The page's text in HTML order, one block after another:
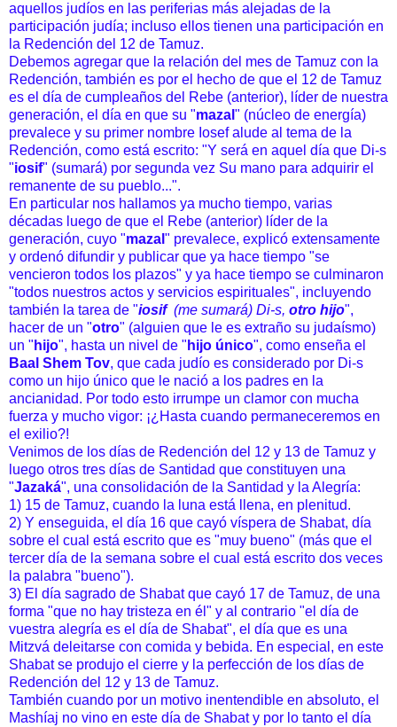
aquellos judíos en las periferias más alejadas de la
participación judía; incluso ellos tienen una participación en
la Redención del 12 de Tamuz.
Debemos agregar que la relación del mes de Tamuz con la
Redención, también es por el hecho de que el 12 de Tamuz
es el día de cumpleaños del Rebe (anterior), líder de nuestra
generación, el día en que su "mazal " (núcleo de energía)
prevalece y su primer nombre Iosef alude al tema de la
Redención, como está escrito: "Y será en aquel día que Di-s
"iosif" (sumará) por segunda vez Su mano para adquirir el
remanente de su pueblo...".
En particular nos hallamos ya mucho tiempo, varias
décadas luego de que el Rebe (anterior) líder de la
generación, cuyo "mazal " prevalece, explicó extensamente
y ordenó difundir y publicar que ya hace tiempo "se
vencieron todos los plazos" y ya hace tiempo se culminaron
"todos nuestros actos y servicios espirituales", incluyendo
también la tarea de "iosif (me sumará) Di-s, otro hijo",
hacer de un "otro" (alguien que le es extraño su judaísmo)
un " hijo", hasta un nivel de " hijo único", como enseña el
Baal Shem Tov, que cada judío es considerado por Di-s
como un hijo único que le nació a los padres en la
ancianidad. Por todo esto irrumpe un clamor con mucha
fuerza y mucho vigor: ¡¿Hasta cuando permaneceremos en
el exilio?!
Venimos de los días de Redención del 12 y 13 de Tamuz y
luego otros tres días de Santidad que constituyen una
"Jazaká", una consolidación de la Santidad y la Alegría:
1) 15 de Tamuz, cuando la luna está llena, en plenitud.
2) Y enseguida, el día 16 que cayó víspera de Shabat, día
sobre el cual está escrito que es "muy bueno" (más que el
tercer día de la semana sobre el cual está escrito dos veces
la palabra "bueno").
3) El día sagrado de Shabat que cayó 17 de Tamuz, de una
forma "que no hay tristeza en él" y al contrario "el día de
vuestra alegría es el día de Shabat", el día que es una
Mitzvá deleitarse con comida y bebida. En especial, en este
Shabat se produjo el cierre y la perfección de los días de
Redención del 12 y 13 de Tamuz.
También cuando por un motivo inentendible en absoluto, el
Mashíaj no vino en este día de Shabat y por lo tanto el día